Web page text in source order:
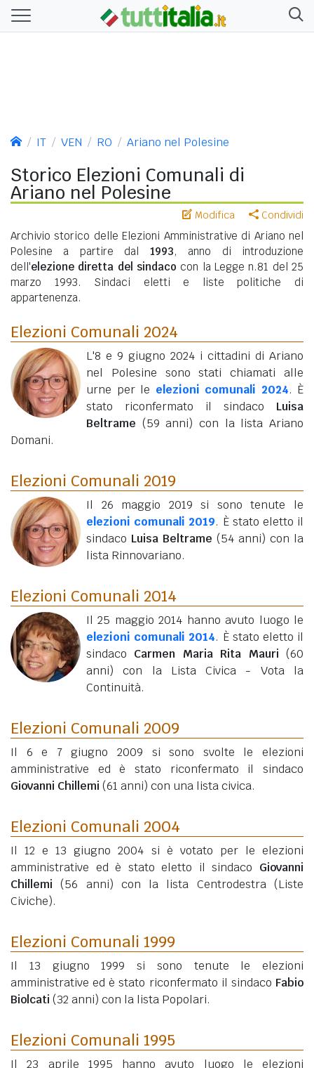
IT VEN RO Ariano nel Polesine
Storico Elezioni Comunali di
Ariano nel Polesine
Modifica Condividi
Archivio storico delle Elezioni Amministrative di Ariano nel
Polesine a partire dal 1993, anno di introduzione
dell'elezione diretta del sindaco con la Legge n.81 del 25
marzo 1993. Sindaci eletti e liste politiche di
appartenenza.
Elezioni Comunali 2024
L'8 e 9 giugno 2024 i cittadini di Ariano
nel Polesine sono stati chiamati alle
urne per le elezioni comunali 2024. È
stato riconfermato il sindaco Luisa
Beltrame (59 anni) con la lista Ariano
Domani.
Elezioni Comunali 2019
Il 26 maggio 2019 si sono tenute le
elezioni comunali 2019. È stato eletto il
sindaco Luisa Beltrame (54 anni) con la
lista Rinnovariano.
Elezioni Comunali 2014
Il 25 maggio 2014 hanno avuto luogo le
elezioni comunali 2014. È stato eletto il
sindaco Carmen Maria Rita Mauri (60
anni) con la Lista Civica - Vota la
Continuità.
Elezioni Comunali 2009
Il 6 e 7 giugno 2009 si sono svolte le elezioni
amministrative ed è stato riconfermato il sindaco
Giovanni Chillemi (61 anni) con una lista civica.
Elezioni Comunali 2004
Il 12 e 13 giugno 2004 si è votato per le elezioni
amministrative ed è stato eletto il sindaco Giovanni
Chillemi (56 anni) con la lista Centrodestra (Liste
Civiche).
Elezioni Comunali 1999
Il 13 giugno 1999 si sono tenute le elezioni
amministrative ed è stato riconfermato il sindaco Fabio
Biolcati (32 anni) con la lista Popolari.
Elezioni Comunali 1995
Il 23 aprile 1995 hanno avuto luogo le elezioni